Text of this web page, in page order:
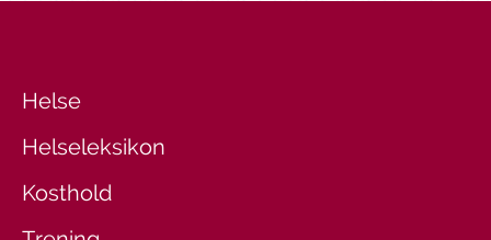
Helse
Helseleksikon
Kosthold